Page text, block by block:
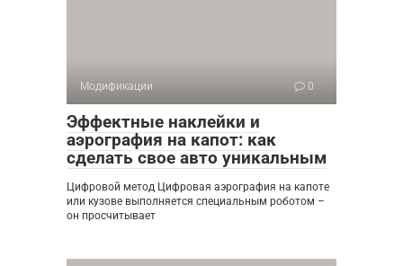
Модификации 0
Эффектные наклейки и
аэрография на капот: как
сделать свое авто уникальным
Цифровой метод Цифровая аэрография на капоте
или кузове выполняется специальным роботом –
он просчитывает